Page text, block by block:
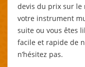
devis du prix sur le
votre instrument
suite ou vous êtes
facile et rapide de
n’hésitez pas.